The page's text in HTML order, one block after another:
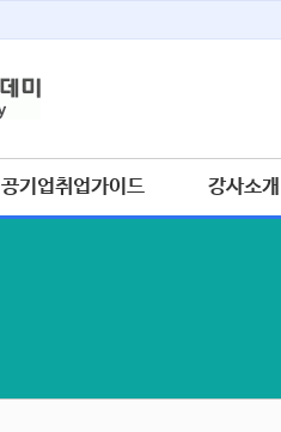
공기업취업가이드 강사소개